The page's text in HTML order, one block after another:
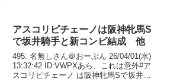
アスコリピチェーノは阪神牝馬S
で坂井騎手と新コンビ結成 他
495: 名無しさん＠おーぷん 26/04/01(水)
13:32:42 ID:VWPXあら、これは意外#ア
スコリピチェーノ は阪神牝馬Sで坂井瑠